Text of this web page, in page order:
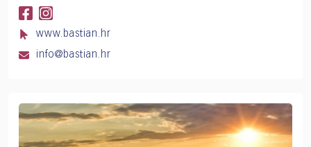
www.bastian.hr
info@bastian.hr